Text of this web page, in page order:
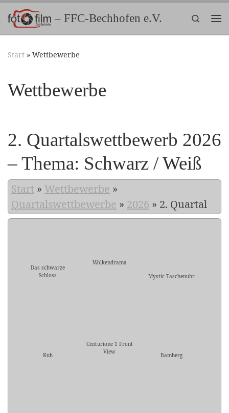
Zum Inhalt springen– FFC-Bechhofen e.V.
Search
Start » Wettbewerbe
Wettbewerbe
2. Quartalswettbewerb 2026
– Thema: Schwarz / Weiß
Start » Wettbewerbe »
Quartalswettbewerbe » 2026 » 2. Quartal
Das schwarze
Schloss
Wolkendrama
Mystic Taschenuhr
Kuh
Centurione 1 Front
View
Bamberg